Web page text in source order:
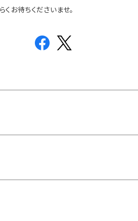
お待ちくださいませ。